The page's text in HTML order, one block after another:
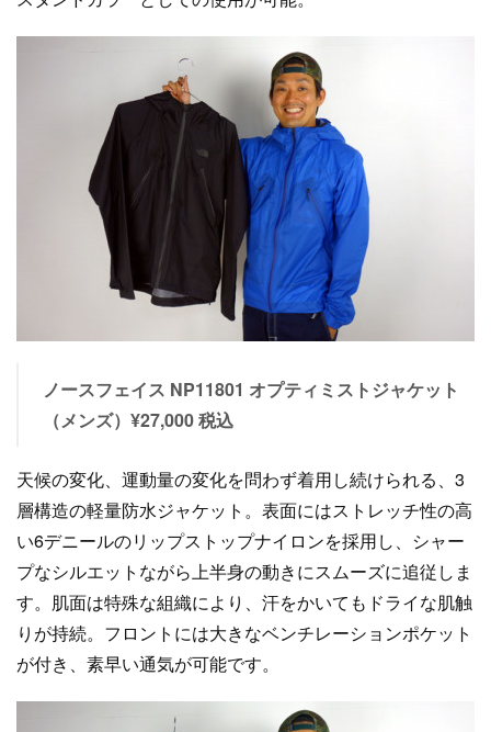
ノースフェイス NP11801 オプティミストジャケット
（メンズ）¥27,000 税込
天候の変化、運動量の変化を問わず着用し続けられる、3
層構造の軽量防水ジャケット。表面にはストレッチ性の高
い6デニールのリップストップナイロンを採用し、シャー
プなシルエットながら上半身の動きにスムーズに追従しま
す。肌面は特殊な組織により、汗をかいてもドライな肌触
りが持続。フロントには大きなベンチレーションポケット
が付き、素早い通気が可能です。